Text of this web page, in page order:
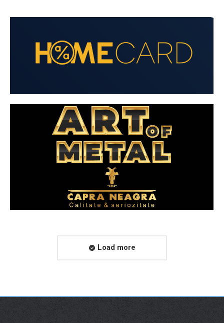
Colaboratori
Load more